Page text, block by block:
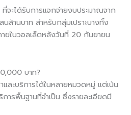
จะได้รับการแจกจ่ายงบประมาณจาก
ล้านบาท สำหรับกลุ่มเปราะบางทั้ง
ยในวอลเล็ตหลังวันที่ 20 กันยายน
บาท?
ละบริการได้ในหลายหมวดหมู่ แต่เน้น
ารพื้นฐานที่จำเป็น ซึ่งรายละเอียดมี